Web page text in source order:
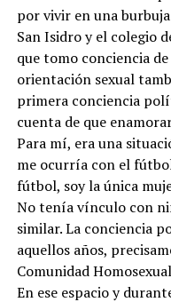
por vivir en una
San Isidro y el colegio
que tomo conciencia
orientación sexual
primera conciencia
cuenta de que
Para mí, era una
me ocurría con el
fútbol, soy la única
No tenía vínculo con
similar. La conciencia
aquellos años,
Comunidad
En ese espacio y